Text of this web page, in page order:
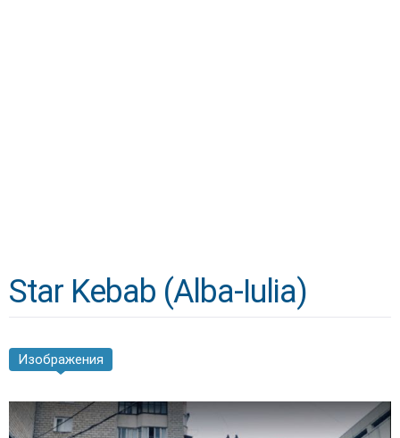
Star Kebab (Alba-Iulia)
Изображения